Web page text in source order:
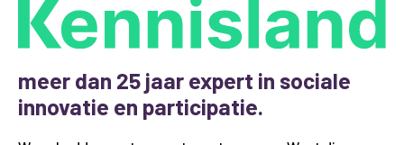
meer dan 25 jaar expert in sociale
innovatie en participatie.